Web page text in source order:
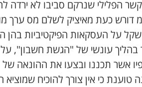
הפלילי שנרקם סביבו לא ירדה
דורש כעת מאיציק לשלם מס ערך
שקל על העסקאות הפיקטיביות בהן
בהליך עונשי של "הגשת חשבון",
אשר תכננו ובצעו את ההונאה
טוענת כי אין צורך להוכיח